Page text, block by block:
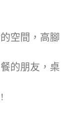
空間，高腳
的朋友，桌